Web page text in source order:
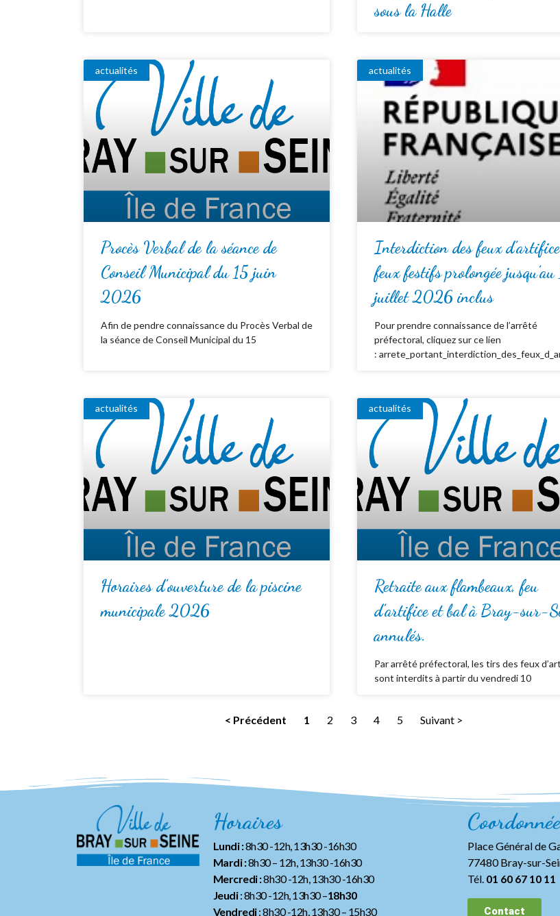
sous la Halle
actualités
Procès Verbal de la séance de
Conseil Municipal du 15 juin
2026
Afin de pendre connaissance du Procès Verbal de
la séance de Conseil Municipal du 15
actualités
Interdiction des feux
feux festifs prolongée jusqu’au
juillet 2026 inclus
Pour prendre connaissance de l’arrêté
préfectoral, cliquez sur ce lien
:
actualités
Horaires d’ouverture de la piscine
municipale 2026
actualités
Retraite aux flambeaux, feu
d’artifice et bal à Bray-sur-
annulés.
Par arrêté préfectoral, les tirs des feux
sont interdits à partir du vendredi 10
< Précédent 1 2 3 4 5 Suivant >
Horaires
Lundi :8h30 -12h, 13h30 -16h30
Mardi :8h30 – 12h, 13h30 -16h30
Mercredi :8h30 -12h, 13h30 -16h30
Jeudi: 8h30 -12h, 13h30 –18h30
Vendredi: 8h30 -12h, 13h30– 15h30
Place Général de
77480 Bray-sur-
Tél. 01 60 67 10 11
Contact